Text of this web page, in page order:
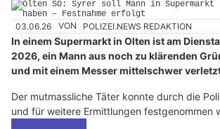
03.06.26 VON POLIZEI.NEWS REDAKTION
In einem Supermarkt in Olten ist am
2026, ein Mann aus noch zu klärenden
und mit einem Messer mittelschwer
Der mutmassliche Täter konnte durch die
und für weitere Ermittlungen festgenommen